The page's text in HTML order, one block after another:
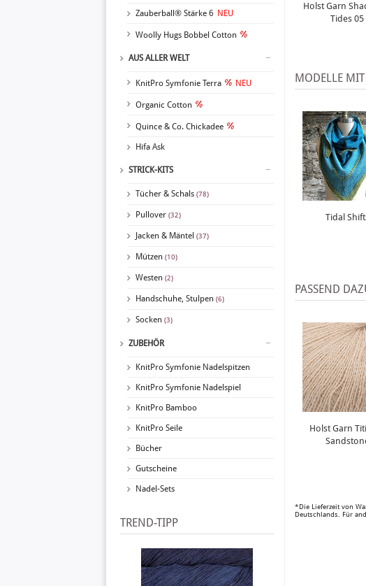
Zauberball® Stärke 6 NEU
Woolly Hugs Bobbel Cotton
AUS ALLER WELT
KnitPro Symfonie Terra NEU
Organic Cotton
Quince & Co. Chickadee
Hifa Ask
STRICK-KITS
Tücher & Schals (78)
Pullover (32)
Jacken & Mäntel (37)
Mützen (10)
Westen (2)
Handschuhe, Stulpen (6)
Socken (3)
ZUBEHÖR
KnitPro Symfonie Nadelspitzen
KnitPro Symfonie Nadelspiel
KnitPro Bamboo
KnitPro Seile
Bücher
Gutscheine
Nadel-Sets
TREND-TIPP
Holst Garn
Tides 05
MODELLE
Tidal
PASSEND
Holst Garn
*Die Lieferzeit von
Deutschlands. Für